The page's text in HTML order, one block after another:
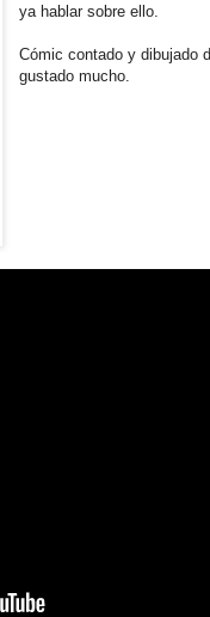
ya hablar sobre ello.
Cómic contado y dibujado
gustado mucho.